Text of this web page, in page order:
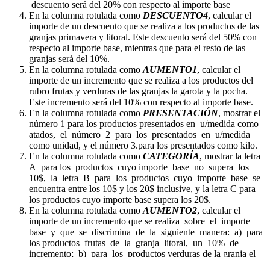
descuento será del 20% con respecto al importe base
En la columna rotulada como DESCUENTO4, calcular el
importe de un descuento que se realiza a los productos de las
granjas primavera y litoral. Este descuento será del 50% con
respecto al importe base, mientras que para el resto de las
granjas será del 10%.
En la columna rotulada como AUMENTO1, calcular el
importe de un incremento que se realiza a los productos del
rubro frutas y verduras de las granjas la garota y la pocha.
Este incremento será del 10% con respecto al importe base.
En la columna rotulada como PRESENTACIÓN, mostrar el
número 1 para los productos presentados en u/medida como
atados, el número 2 para los presentados en u/medida
como unidad, y el número 3.para los presentados como kilo.
En la columna rotulada como CATEGORÍA, mostrar la letra
A para los productos cuyo importe base no supera los
10$, la letra B para los productos cuyo importe base se
encuentra entre los 10$ y los 20$ inclusive, y la letra C para
los productos cuyo importe base supera los 20$.
En la columna rotulada como AUMENTO2, calcular el
importe de un incremento que se realiza sobre el importe
base y que se discrimina de la siguiente manera: a) para
los productos frutas de la granja litoral, un 10% de
incremento; b) para los productos verduras de la granja el